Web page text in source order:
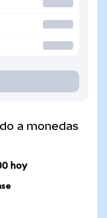
a monedas
hoy